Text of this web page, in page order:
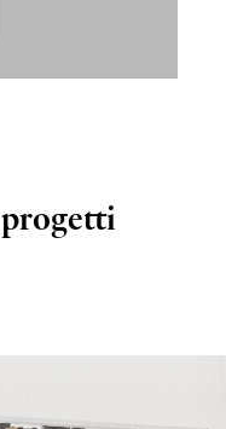
progetti